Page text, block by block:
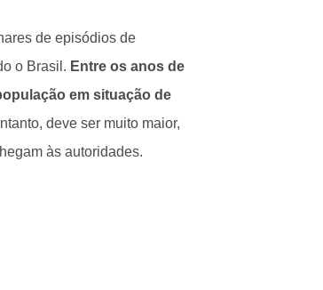
de episódios de
o Brasil. Entre os anos de
em situação de
deve ser muito maior,
às autoridades.